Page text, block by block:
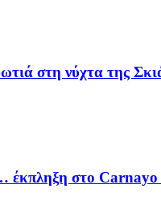
στη νύχτα της
έκπληξη στο